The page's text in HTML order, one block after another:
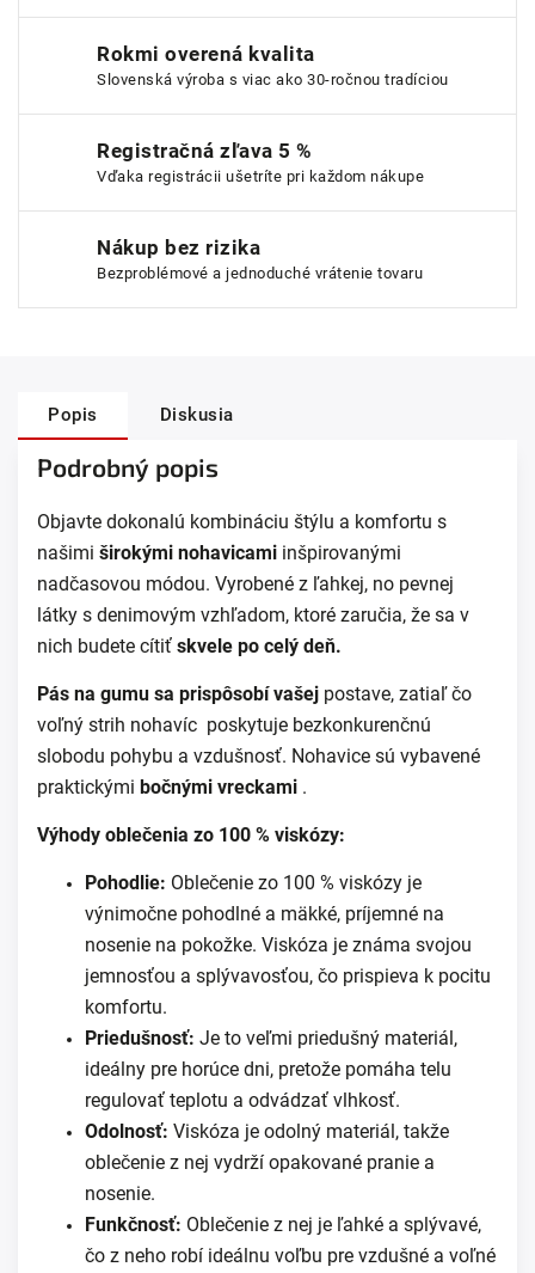
Rokmi overená kvalita
Slovenská výroba s viac ako 30-ročnou tradíciou
Registračná zľava 5 %
Vďaka registrácii ušetríte pri každom nákupe
Nákup bez rizika
Bezproblémové a jednoduché vrátenie tovaru
Popis Diskusia
Podrobný popis
Objavte dokonalú kombináciu štýlu a komfortu s
našimi širokými nohavicami inšpirovanými
nadčasovou módou. Vyrobené z ľahkej, no pevnej
látky s denimovým vzhľadom, ktoré zaručia, že sa v
nich budete cítiť skvele po celý deň.
Pás na gumu sa prispôsobí vašej postave, zatiaľ čo
voľný strih nohavíc poskytuje bezkonkurenčnú
slobodu pohybu a vzdušnosť. Nohavice sú vybavené
praktickými bočnými vreckami .
Výhody oblečenia zo 100 % viskózy:
Pohodlie: Oblečenie zo 100 % viskózy je
výnimočne pohodlné a mäkké, príjemné na
nosenie na pokožke. Viskóza je známa svojou
jemnosťou a splývavosťou, čo prispieva k pocitu
komfortu.
Priedušnosť: Je to veľmi priedušný materiál,
ideálny pre horúce dni, pretože pomáha telu
regulovať teplotu a odvádzať vlhkosť.
Odolnosť: Viskóza je odolný materiál, takže
oblečenie z nej vydrží opakované pranie a
nosenie.
Funkčnosť: Oblečenie z nej je ľahké a splývavé,
čo z neho robí ideálnu voľbu pre vzdušné a voľné